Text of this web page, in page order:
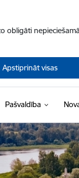
obligāti
Apstiprināt visas
Pašvaldība